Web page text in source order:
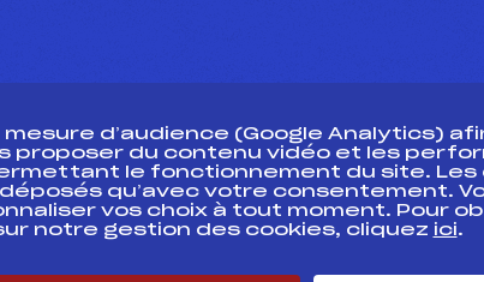
fédéral
Pôle vie de l’athlète
Enseignement
d’audience (Google Analytics)
proposer du contenu vidéo et les
le fonctionnement du site. Les
qu’avec votre consentement.
vos choix à tout moment. Pour
notre gestion des cookies, cliquez ici.